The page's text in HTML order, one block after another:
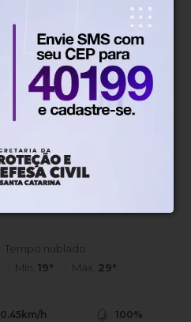
clandestino
furtados às
em Gaspar
carros furtados, veículos
e placas com registro
Tempo nublado
Mín. 19° Máx. 29°
0.45km/h 100%